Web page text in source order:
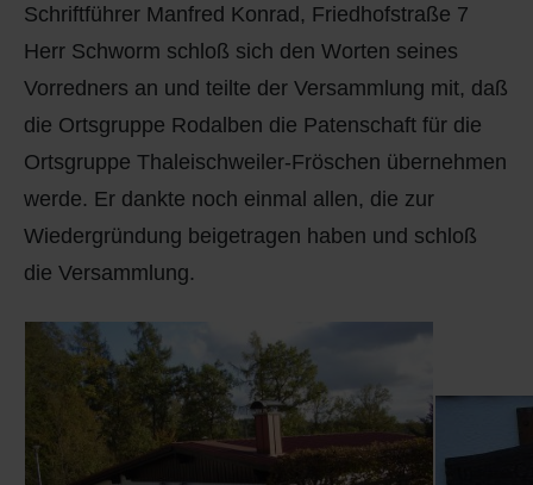
Schriftführer Manfred Konrad, Friedhofstraße 7
Herr Schworm schloß sich den Worten seines
Vorredners an und teilte der Versammlung mit, daß
die Ortsgruppe Rodalben die Patenschaft für die
Ortsgruppe Thaleischweiler-Fröschen übernehmen
werde. Er dankte noch einmal allen, die zur
Wiedergründung beigetragen haben und schloß
die Versammlung.